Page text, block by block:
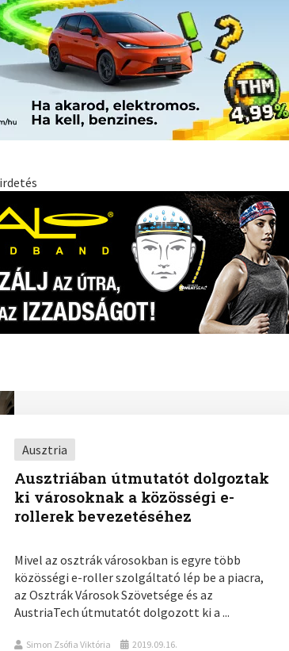
Ausztria
Ausztriában útmutatót dolgoztak
ki városoknak a közösségi e-
rollerek bevezetéséhez
Mivel az osztrák városokban is egyre több
közösségi e-roller szolgáltató lép be a piacra,
az Osztrák Városok Szövetsége és az
AustriaTech útmutatót dolgozott ki a ...
Simon Zsófia Viktória 2019.09.16.